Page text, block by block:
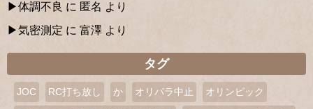
体調不良 に 匿名 より
気密測定 に 富澤 より
タグ
JOC RC打ち放し か オリパラ中止 オリンピック